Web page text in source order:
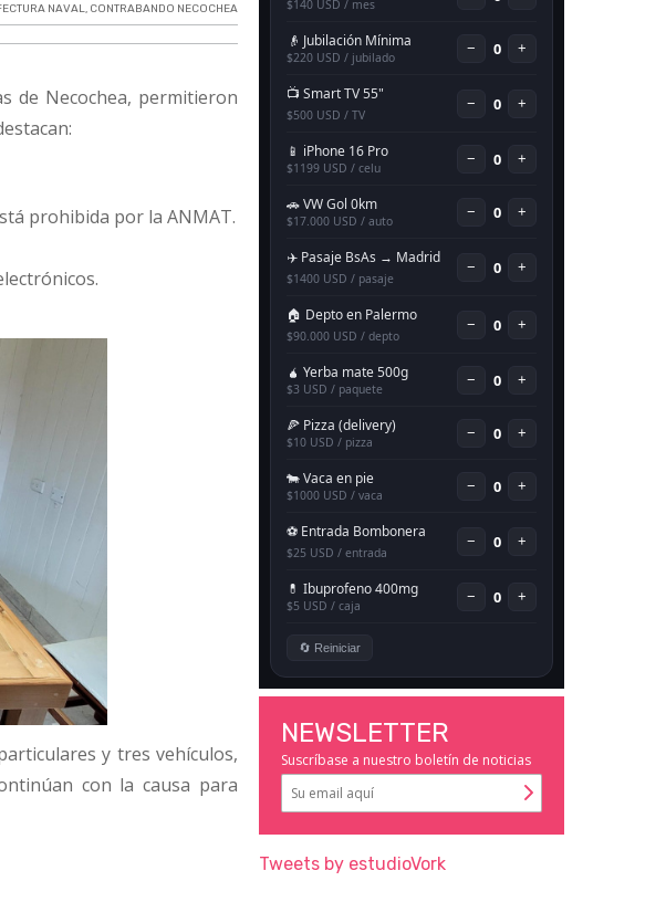
NAVAL, CONTRABANDO NECOCHEA
de Necochea, permitieron
prohibida por la ANMAT.
y tres vehículos,
con la causa para
NEWSLETTER
Suscríbase a nuestro boletín de noticias
Tweets by estudioVork